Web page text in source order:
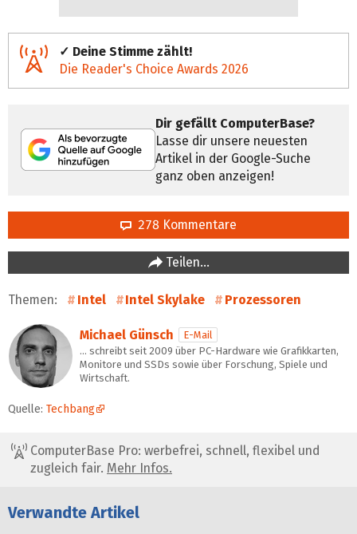
✓ Deine Stimme zählt!
Die Reader's Choice Awards 2026
Dir gefällt ComputerBase?
Lasse dir unsere neuesten
Artikel in der Google-Suche
ganz oben anzeigen!
278 Kommentare
Teilen…
Themen: Intel Intel Skylake Prozessoren
Michael Günsch
E-Mail
… schreibt seit 2009 über PC-Hardware wie Grafikkarten,
Monitore und SSDs sowie über Forschung, Spiele und
Wirtschaft.
Quelle: Techbang
ComputerBase Pro: werbefrei, schnell, flexibel und
zugleich fair. Mehr Infos.
Verwandte Artikel